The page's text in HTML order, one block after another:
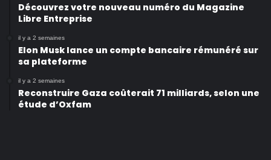
Découvrez votre nouveau numéro du Magazine
Libre Entreprise
il y a 2 semaines
Elon Musk lance un compte bancaire rémunéré sur
sa plateforme
il y a 2 semaines
Reconstruire Gaza coûterait 71 milliards, selon une
étude d’Oxfam